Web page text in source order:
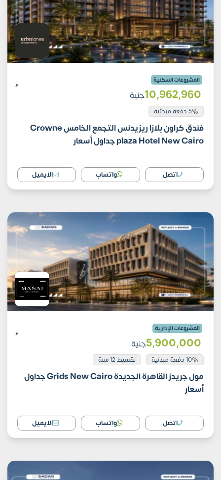
المشروعات السكنية
10٬962٬960جنية
5% دفعة مبدئية
فندق كراون بلازا ريزيدنس التجمع الخامس Crowne
plaza Hotel New Cairo جداول أسعار
اتصل واتساب الايميل
المشروعات الإدارية
5٬900٬000جنية
10% دفعة مبدئية تقسيط 12 سنة
مول جريدز القاهرة الجديدة Grids New Cairo جداول
أسعار
اتصل واتساب الايميل